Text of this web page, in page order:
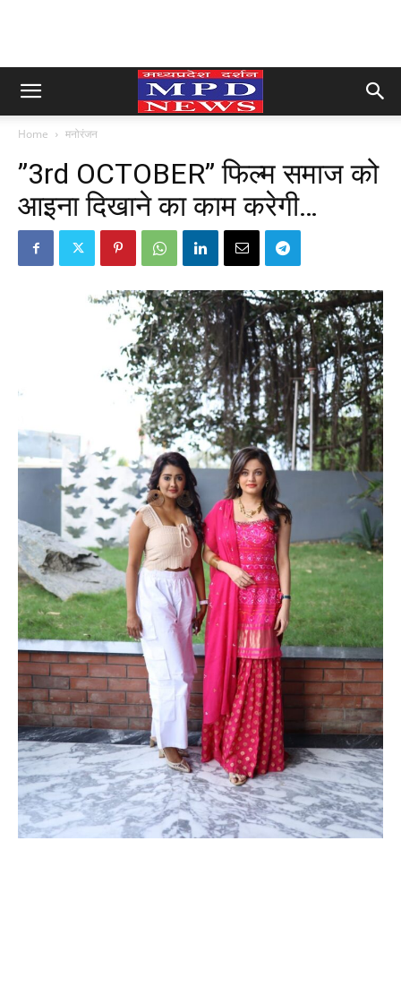
Home मनोरंजन
”3rd OCTOBER” फिल्म समाज को
आइना दिखाने का काम करेगी…